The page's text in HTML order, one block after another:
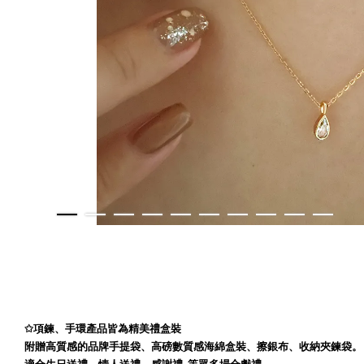
✩項鍊、手環產品皆為精美禮盒裝
附贈高質感的品牌手提袋、高磅數質感海綿盒裝、擦銀布、收納夾鍊袋。